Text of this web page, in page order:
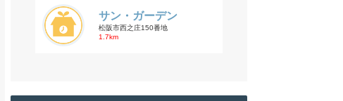
サン・ガーデン
松阪市西之庄150番地
1.7km